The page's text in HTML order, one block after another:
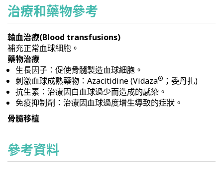
治療和藥物參考
輸血治療(Blood transfusions)
補充正常血球細胞。
藥物治療
生長因子：促使骨髓製造血球細胞。
刺激血球成熟藥物：Azacitidine (Vidaza® ；委丹扎)
抗生素：治療因白血球過少而造成的感染。
免疫抑制劑：治療因血球過度增生導致的症狀。
骨髓移植
參考資料